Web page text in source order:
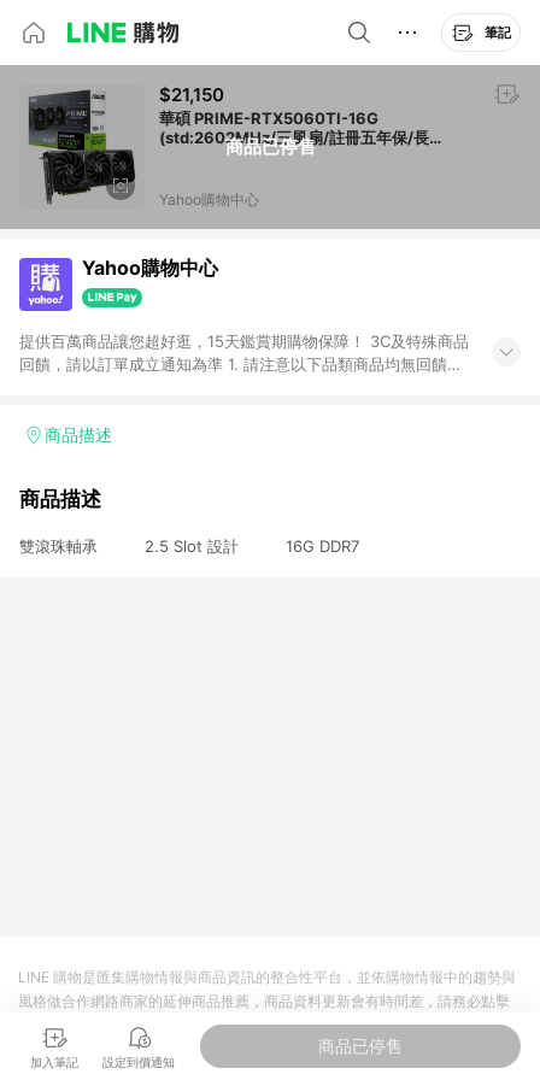
筆記
商品已停售
$21,150
華碩 PRIME-RTX5060TI-16G
(std:2602MHz/三風扇/註冊五年保/長
Yahoo購物中心
Yahoo購物中心
提供百萬商品讓您超好逛，15天鑑賞期購物保障！ 3C及特殊商品
回饋，請以訂單成立通知為準 1. 請注意以下品類商品均無回饋：
電玩/遊戲/相機/單眼/鏡頭/拍立得 [2024/6/1起適用] -內接硬
的購回饋活動享Yahoo超贈點回饋者 - 購物中心商店之商品：商
3. 訂單回饋金額將扣除運費/購物金/超贈點/福利金/紅利折抵/折
商品描述
商品描述
雙滾珠軸承 2.5 Slot 設計 16G DDR7
加入筆記 設定到價通知
商品已停售
LINE 購物是匯集購物情報與商品資訊的整合性平台，並依購物情報中的趨勢與
風格做合作網路商家的延伸商品推薦，商品資料更新會有時間差，請務必點擊
商品至各合作網路商家，確認現售價與購物條件，一切資訊以合作廠商網頁為
準。